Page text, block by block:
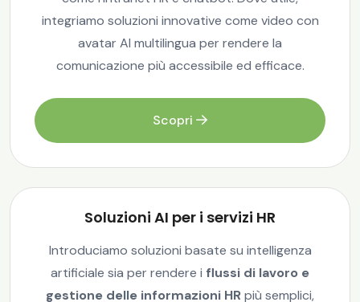
integriamo soluzioni innovative come video con
avatar AI multilingua per rendere la
comunicazione più accessibile ed efficace.
Scopri
Soluzioni AI per i servizi HR
Introduciamo soluzioni basate su intelligenza
artificiale sia per rendere i flussi di lavoro e
gestione delle informazioni HRpiù semplici,